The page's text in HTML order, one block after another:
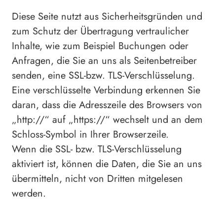
Diese Seite nutzt aus Sicherheitsgründen und
zum Schutz der Übertragung vertraulicher
Inhalte, wie zum Beispiel Buchungen oder
Anfragen, die Sie an uns als Seitenbetreiber
senden, eine SSL-bzw. TLS-Verschlüsselung.
Eine verschlüsselte Verbindung erkennen Sie
daran, dass die Adresszeile des Browsers von
„http://“ auf „https://“ wechselt und an dem
Schloss-Symbol in Ihrer Browserzeile.
Wenn die SSL- bzw. TLS-Verschlüsselung
aktiviert ist, können die Daten, die Sie an uns
übermitteln, nicht von Dritten mitgelesen
werden.